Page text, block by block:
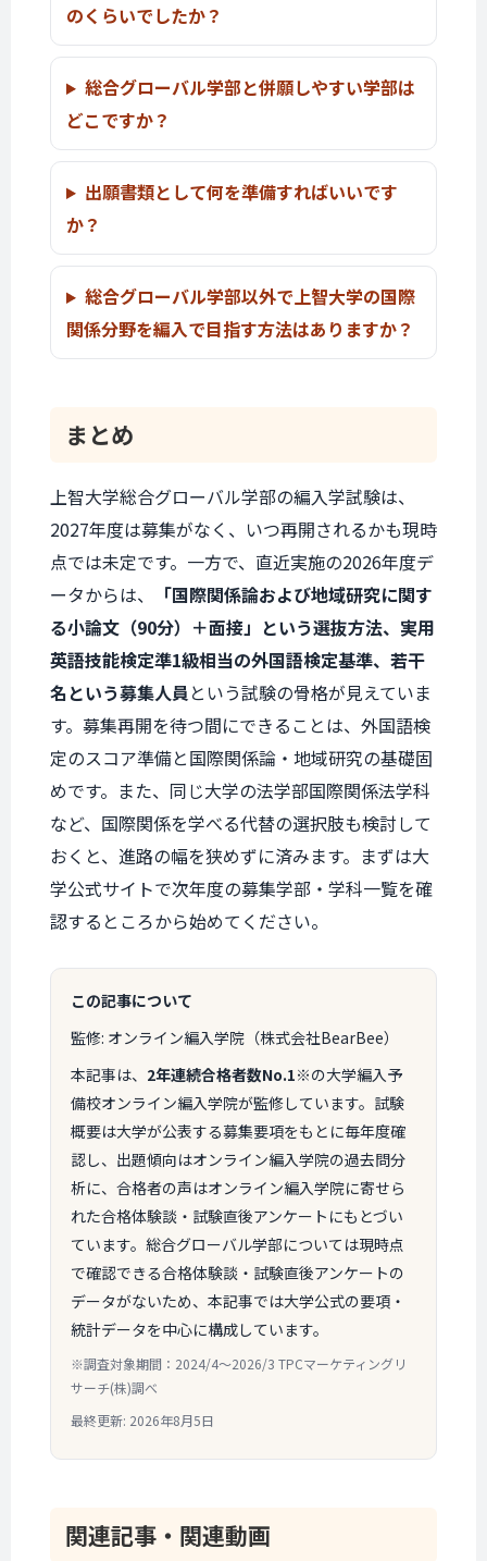
のくらいでしたか？
総合グローバル学部と併願しやすい学部は
どこですか？
出願書類として何を準備すればいいです
か？
総合グローバル学部以外で上智大学の国際
関係分野を編入で目指す方法はありますか？
まとめ
上智大学総合グローバル学部の編入学試験は、
2027年度は募集がなく、いつ再開されるかも現時
点では未定です。一方で、直近実施の2026年度デ
ータからは、
「国際関係論および地域研究に関す
る小論文（90分）＋面接」という選抜方法、実用
英語技能検定準1級相当の外国語検定基準、若干
名という募集人員という試験の骨格が見えていま
す。募集再開を待つ間にできることは、外国語検
定のスコア準備と国際関係論・地域研究の基礎固
めです。また、同じ大学の法学部国際関係法学科
など、国際関係を学べる代替の選択肢も検討して
おくと、進路の幅を狭めずに済みます。まずは大
学公式サイトで次年度の募集学部・学科一覧を確
認するところから始めてください。
この記事について
監修: オンライン編入学院（株式会社BearBee）
本記事は、 2年連続合格者数No.1※の大学編入予
備校オンライン編入学院が監修しています。試験
概要は大学が公表する募集要項をもとに毎年度確
認し、出題傾向はオンライン編入学院の過去問分
析に、合格者の声はオンライン編入学院に寄せら
れた合格体験談・試験直後アンケートにもとづい
ています。総合グローバル学部については現時点
で確認できる合格体験談・試験直後アンケートの
データがないため、本記事では大学公式の要項・
統計データを中心に構成しています。
※調査対象期間：2024/4〜2026/3 TPCマーケティングリ
サーチ(株)調べ
最終更新: 2026年8月5日
関連記事・ 関連動画